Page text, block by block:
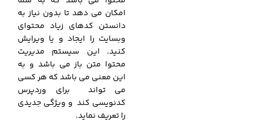
امکان می دهد تا بدون نیاز به
دانستن کدهای زیاد محتوای
وبسایت را ایجاد و یا ویرایش
کنید. این سیستم مدیریت
محتوا متن باز می باشد و به
این معنی می باشد که هر کسی
می تواند برای وردپرس
کدنویسی کند و ویژگی جدیدی
را تعریف نماید.